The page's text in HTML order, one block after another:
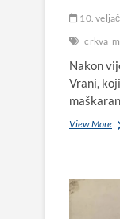
10.
crkva
Nakon
Vrani,
View More